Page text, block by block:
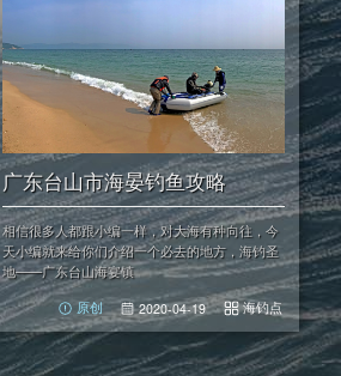
广东台山市海晏钓鱼攻略
相信很多人都跟小编一样，对大海有种向往，今
天小编就来给你们介绍一个必去的地方，海钓圣
地——广东台山海宴镇
原创 2020-04-19 海钓点